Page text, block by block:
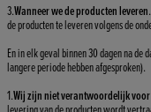
3.Wanneer we de producten leveren
de producten te leveren volgens de
En in elk geval binnen 30 dagen na
langere periode hebben afgesproken).
1.Wij zijn niet verantwoordelijk